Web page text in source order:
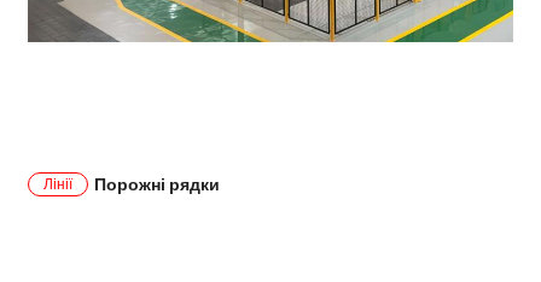
Лінії Порожні рядки